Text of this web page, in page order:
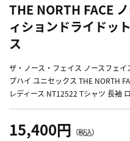
THE NORTH FACE
ィションドライドッ
ス
ザ・ノース・フェイス ノースフェ
プハイ ユニセックス THE NORTH
レディース NT12522 Tシャツ 長袖
15,400円 （税込）